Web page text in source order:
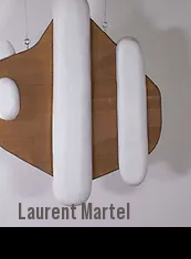
Laurent Martel